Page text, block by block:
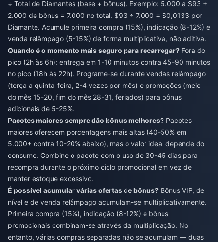
÷ Total de Diamantes (base + bônus). Exemplo: 5.000 a $93 +
2.000 de bônus = 7.000 no total. $93 ÷ 7.000 = $0,0133 por
Diamante. Acumule primeira compra (15%), indicação (8-12%) e
venda relâmpago (5-15%) de forma multiplicativa, não aditiva.
Quando é o momento mais seguro para recarregar? Fora do
pico (2h às 6h): entrega em 1-10 minutos contra 45-90 minutos
no pico (18h às 22h). Programe-se durante vendas relâmpago
(terça a quinta-feira, 2-4 vezes por mês) e promoções (meio
do mês 15-20, fim do mês 28-31, feriados) para bônus
adicionais de 5-25%.
Pacotes maiores sempre dão bônus melhores? Pacotes
maiores oferecem porcentagens mais altas (40-50% em
5.000+ contra 10-20% abaixo), mas o valor ideal depende do
consumo. Combine o pacote com o uso de 30-45 dias para
recompra durante o próximo ciclo promocional em vez de
manter estoque excessivo.
É possível acumular várias ofertas de bônus? Bônus VIP, de
nível e de venda relâmpago acumulam-se multiplicativamente.
Primeira compra (15%), indicação (8-12%) e bônus
promocionais combinam-se através da multiplicação. No
entanto, várias compras separadas não se acumulam — duas